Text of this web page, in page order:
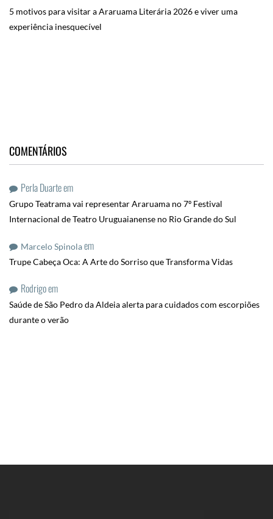
5 motivos para visitar a Araruama Literária 2026 e viver uma
experiência inesquecível
COMENTÁRIOS
Perla Duarteem
Grupo Teatrama vai representar Araruama no 7º Festival
Internacional de Teatro Uruguaianense no Rio Grande do Sul
Marcelo Spinolaem
Trupe Cabeça Oca: A Arte do Sorriso que Transforma Vidas
Rodrigoem
Saúde de São Pedro da Aldeia alerta para cuidados com escorpiões
durante o verão